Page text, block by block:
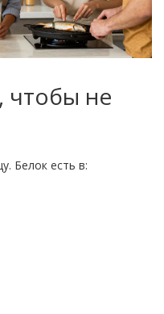
чтобы не
Белок есть в: